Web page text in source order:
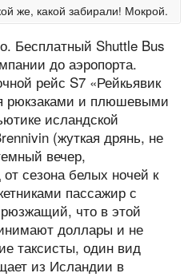
же, какой забирали! Мокрой.
Бесплатный Shuttle Bus
до аэропорта.
рейс S7 «Рейкьявик
рюкзаками и плюшевыми
исландской
(жуткая дрянь, не
вечер,
сезона белых ночей к
пассажир с
что в этой
доллары и не
таксисты, один вид
из Исландии в